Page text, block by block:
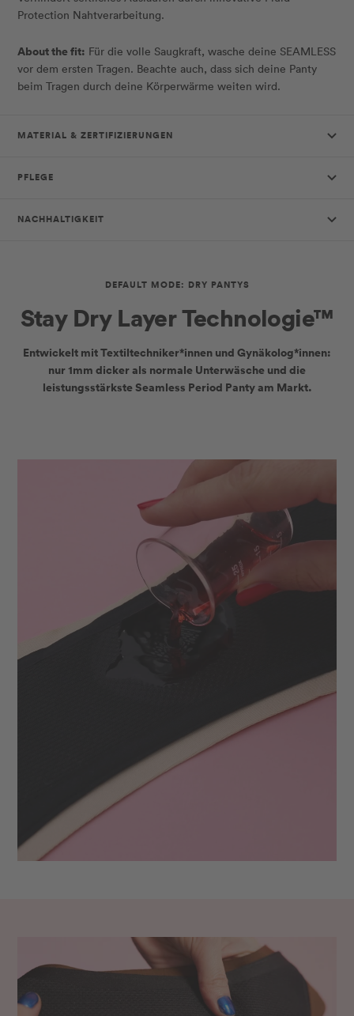
Protection Nahtverarbeitung.
About the fit: Für die volle Saugkraft, wasche deine SEAMLESS
vor dem ersten Tragen. Beachte auch, dass sich deine Panty
beim Tragen durch deine Körperwärme weiten wird.
MATERIAL & ZERTIFIZIERUNGEN
PFLEGE
NACHHALTIGKEIT
DEFAULT MODE: DRY PANTYS
Stay Dry Layer Technologie™
Entwickelt mit Textiltechniker*innen und Gynäkolog*innen:
nur1mm dicker als normale Unterwäsche und die
leistungsstärkste Seamless Period Panty am Markt.